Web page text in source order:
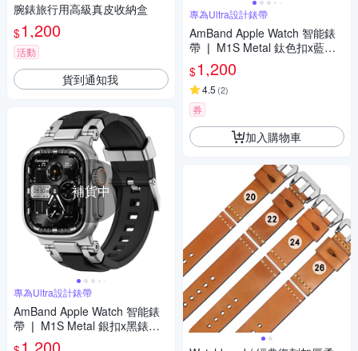
腕錶旅行用高級真皮收納盒
$1,200
活動
貨到通知我
補貨中
專為Ultra設計錶帶
AmBand Apple Watch 智能錶
帶 ❘ M1S Metal 銀扣x黑錶帶
❘ 49mm - Apple Watch Ultra 2
專為Ultra設計錶帶
AmBand Apple Watch 智能錶
帶 ❘ M1S Metal 鈦色扣x藍錶
帶 ❘ 49mm - Apple Watch Ultr
a 2 / 1
$1,200
4.5 (2)
券
加入購物車